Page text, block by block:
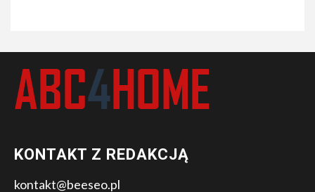
KONTAKT Z REDAKCJĄ
kontakt@beeseo.pl